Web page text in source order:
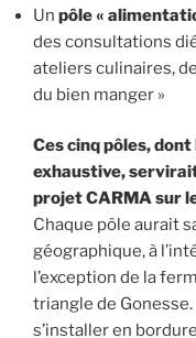
Un pôle «
des consultations
ateliers culinaires,
du bien manger »
Ces cinq pôles,
exhaustive,
projet CARMA sur
Chaque pôle aurait
géographique, à
l’exception de la
triangle de
s’installer en